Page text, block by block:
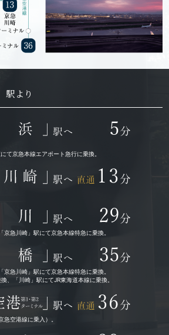
駅より
て京急本線エアポート急行に乗換。
京急川崎」駅にて京急本線特急に乗換。
京急川崎」駅にて京急本線特急に乗換。
、「川崎」駅にてJR東海道本線に乗換。
急空港線に乗入）。